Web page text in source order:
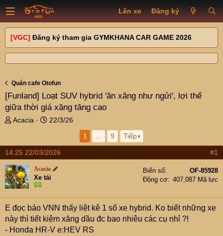
Lên xe Đăng ký
[VGC] Đăng ký tham gia GYMKHANA CAR GAME 2026
Quán cafe Otofun
[Funland] Loạt SUV hybrid 'ăn xăng như ngửi', lợi thế
giữa thời giá xăng tăng cao
T
e
a
d
s
t
r
e
r
Acacia
N
y
g
ử
i
22/3/26
1
9 Tiếp
14:25 22/03/2026 #1
Acacia
Xe tải
Biển số
OF-85928
Động cơ
407,087 Mã lực
E đọc báo VNN thấy liệt kê 1 số xe hybrid. Ko biết những xe
này thì tiết kiệm xăng dầu đc bao nhiêu các cụ nhỉ ?!
- Honda HR-V e:HEV RS